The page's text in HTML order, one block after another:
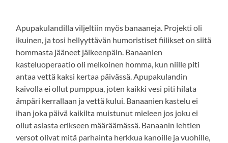
Apupakulandilla viljeltiin myös banaaneja. Projekti oli
ikuinen, ja tosi hellyyttävän humoristiset fiilikset on siitä
hommasta jääneet jälkeenpäin. Banaanien
kasteluoperaatio oli melkoinen homma, kun niille piti
antaa vettä kaksi kertaa päivässä. Apupakulandin
kaivolla ei ollut pumppua, joten kaikki vesi piti hilata
ämpäri kerrallaan ja vettä kului. Banaanien kastelu ei
ihan joka päivä kaikilta muistunut mieleen jos joku ei
ollut asiasta erikseen määräämässä. Banaanin lehtien
versot olivat mitä parhainta herkkua kanoille ja vuohille,